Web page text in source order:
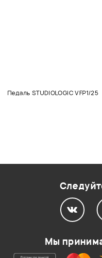
Педаль STUDIOLOGIC VFP1/25
Мы